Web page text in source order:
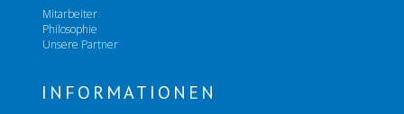
Mitarbeiter
Philosophie
Unsere Partner
INFORMATIONEN